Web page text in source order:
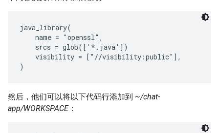
java_library(
    name = "openssl",
    srcs = glob(['*.java'])
    visibility = ["//visibility:public"],
然后，他们可以将以下代码行添加到 ~/chat-
app/WORKSPACE：